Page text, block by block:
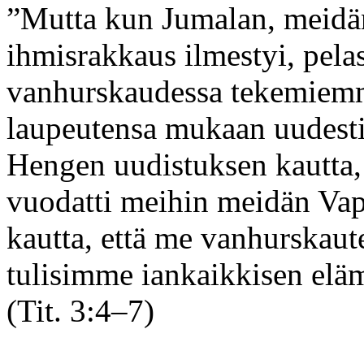
”Mutta kun Jumalan,
ihmisrakkaus ilmestyi,
vanhurskaudessa
laupeutensa mukaan
Hengen uudistuksen
vuodatti meihin meidän
kautta, että me
tulisimme iankaikkisen
(Tit. 3:4–7)